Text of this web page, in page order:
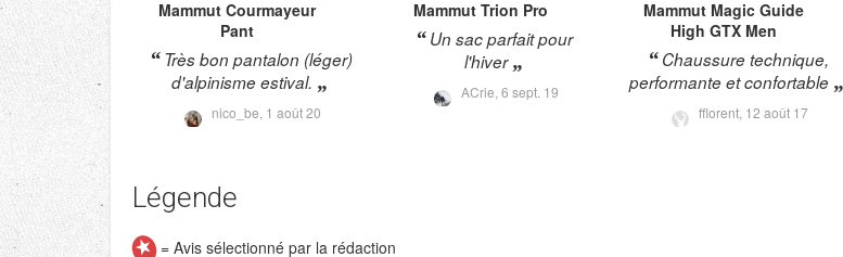
Mammut Courmayeur
Pant
Très bon pantalon (léger)
d'alpinisme estival.
nico_be, 1 août 20
Mammut Trion Pro
Un sac parfait pour
l'hiver
ACrie,6 sept. 19
Mammut Magic Guide
High GTX Men
Chaussure technique,
performante et confortable
fflorent, 12 août 17
Légende
= Avis sélectionné par la rédaction